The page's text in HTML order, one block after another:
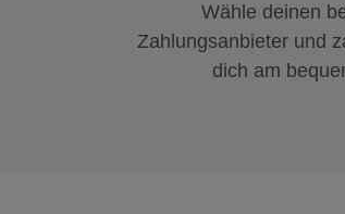
Wähle deinen
Zahlungsanbieter und
dich am